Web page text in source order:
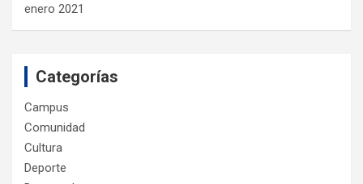
enero 2021
Categorías
Campus
Comunidad
Cultura
Deporte